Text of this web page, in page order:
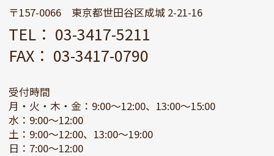
〒157-0066 東京都世田谷区成城 2-21-16
TEL： 03-3417-5211
FAX： 03-3417-0790
受付時間
月・火・木・金：9:00～12:00、13:00～15:00
水：9:00～12:00
土：9:00～12:00、13:00～19:00
日：7:00～12:00